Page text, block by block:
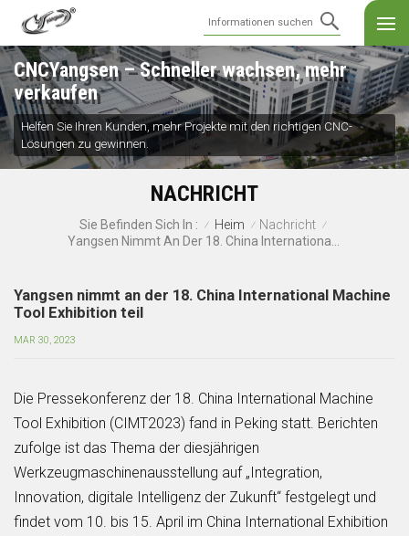
CNCYangsen – Schneller wachsen, mehr
verkaufen
Helfen Sie Ihren Kunden, mehr Projekte mit den richtigen CNC-
Lösungen zu gewinnen.
NACHRICHT
Sie Befinden Sich In : / Heim / Nachricht /
Yangsen nimmt an der 18. China International Machine
Tool Exhibition teil
MAR 30, 2023
Die Pressekonferenz der 18. China International Machine
Tool Exhibition (CIMT2023) fand in Peking statt. Berichten
zufolge ist das Thema der diesjährigen
Werkzeugmaschinenausstellung auf „Integration,
Innovation, digitale Intelligenz der Zukunft“ festgelegt und
findet vom 10. bis 15. April im China International Exhibition